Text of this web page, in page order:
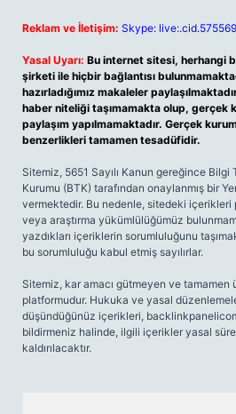
Reklam ve İletişim: Skype:
Yasal Uyarı: Bu internet sitesi, herhangi
şirketi ile hiçbir bağlantısı
hazırladığımız makaleler
haber niteliği taşımamakta olup, gerçek
paylaşım yapılmamaktadır. Gerçek
benzerlikleri tamamen tesadüfidir.
Sitemiz, 5651 Sayılı Kanun gereğince
Kurumu (BTK) tarafından onaylanmış bir
vermektedir. Bu nedenle, sitedeki
veya araştırma yükümlülüğümüz
yazdıkları içeriklerin sorumluluğunu
bu sorumluluğu kabul etmiş sayılırlar.
Sitemiz, kar amacı gütmeyen ve tamamen
platformudur. Hukuka ve yasal
düşündüğünüz içerikleri,
bildirmeniz halinde, ilgili içerikler yasal
kaldırılacaktır.